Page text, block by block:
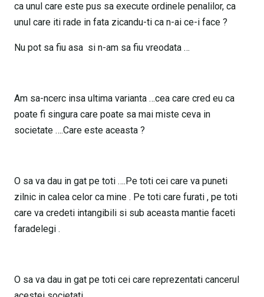
ca unul care este pus sa execute ordinele penalilor, ca
unul care iti rade in fata zicandu-ti ca n-ai ce-i face ?
Nu pot sa fiu asa si n-am sa fiu vreodata …
Am sa-ncerc insa ultima varianta …cea care cred eu ca
poate fi singura care poate sa mai miste ceva in
societate ….Care este aceasta ?
O sa va dau in gat pe toti ….Pe toti cei care va puneti
zilnic in calea celor ca mine . Pe toti care furati , pe toti
care va credeti intangibili si sub aceasta mantie faceti
faradelegi .
O sa va dau in gat pe toti cei care reprezentati cancerul